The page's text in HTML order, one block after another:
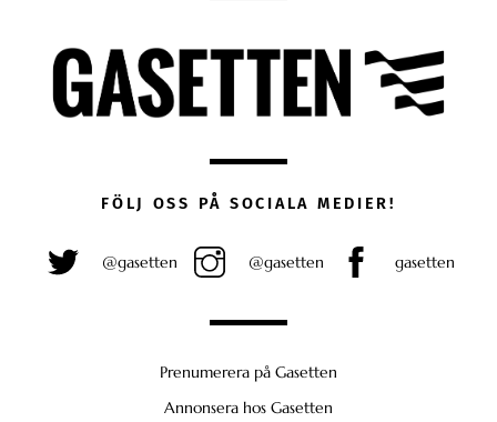
FÖLJ OSS PÅ SOCIALA MEDIER!
@gasetten @gasetten gasetten
Prenumerera på Gasetten
Annonsera hos Gasetten